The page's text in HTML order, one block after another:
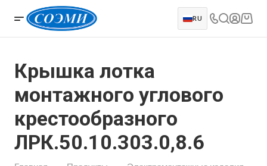
RU
Крышка лотка
монтажного углового
крестообразного
ЛРК.50.10.303.0,8.6